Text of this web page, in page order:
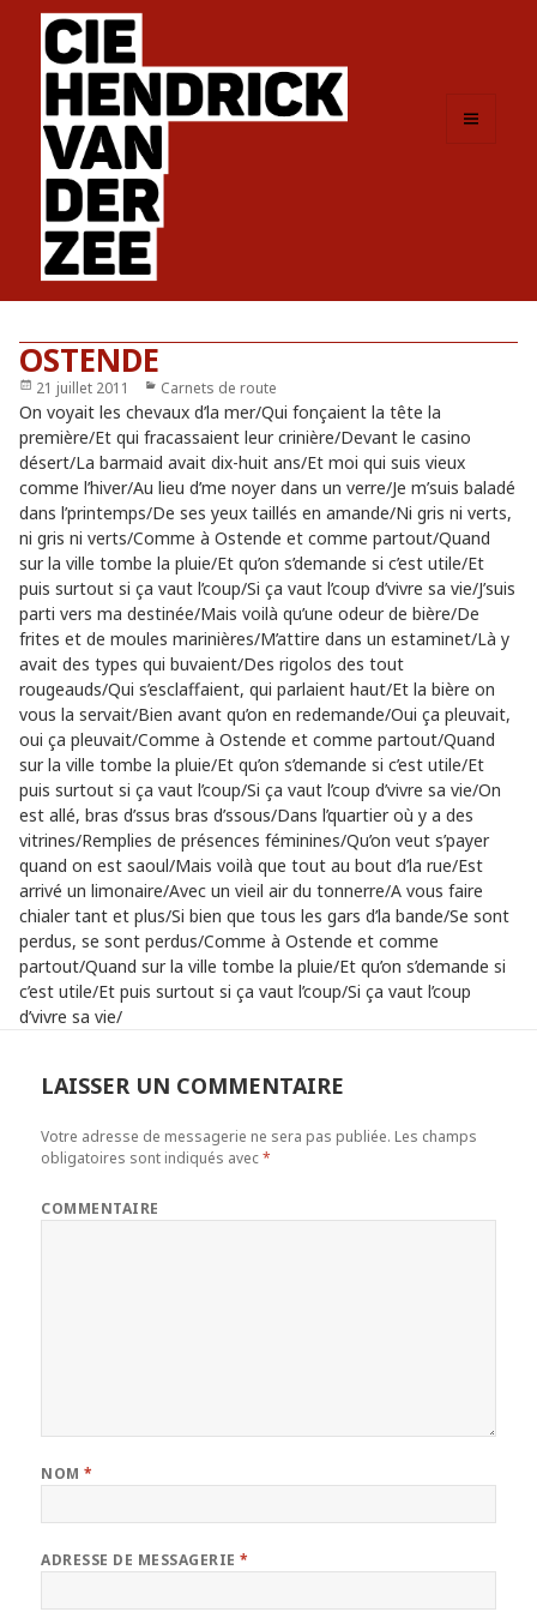
OSTENDE
Publié
le
21 juillet 2011 Catégories
Carnets de route
On voyait les chevaux d’la mer/Qui fonçaient la tête la
première/Et qui fracassaient leur crinière/Devant le casino
désert/La barmaid avait dix-huit ans/Et moi qui suis vieux
comme l’hiver/Au lieu d’me noyer dans un verre/Je m’suis baladé
dans l’printemps/De ses yeux taillés en amande/Ni gris ni verts,
ni gris ni verts/Comme à Ostende et comme partout/Quand
sur la ville tombe la pluie/Et qu’on s’demande si c’est utile/Et
puis surtout si ça vaut l’coup/Si ça vaut l’coup d’vivre sa vie/J’suis
parti vers ma destinée/Mais voilà qu’une odeur de bière/De
frites et de moules marinières/M’attire dans un estaminet/Là y
avait des types qui buvaient/Des rigolos des tout
rougeauds/Qui s’esclaffaient, qui parlaient haut/Et la bière on
vous la servait/Bien avant qu’on en redemande/Oui ça pleuvait,
oui ça pleuvait/Comme à Ostende et comme partout/Quand
sur la ville tombe la pluie/Et qu’on s’demande si c’est utile/Et
puis surtout si ça vaut l’coup/Si ça vaut l’coup d’vivre sa vie/On
est allé, bras d’ssus bras d’ssous/Dans l’quartier où y a des
vitrines/Remplies de présences féminines/Qu’on veut s’payer
quand on est saoul/Mais voilà que tout au bout d’la rue/Est
arrivé un limonaire/Avec un vieil air du tonnerre/A vous faire
chialer tant et plus/Si bien que tous les gars d’la bande/Se sont
perdus, se sont perdus/Comme à Ostende et comme
partout/Quand sur la ville tombe la pluie/Et qu’on s’demande si
c’est utile/Et puis surtout si ça vaut l’coup/Si ça vaut l’coup
d’vivre sa vie/
LAISSER UN COMMENTAIRE
Votre adresse de messagerie ne sera pas publiée. Les champs
obligatoires sont indiqués avec*
COMMENTAIRE
NOM*
ADRESSE DE MESSAGERIE*